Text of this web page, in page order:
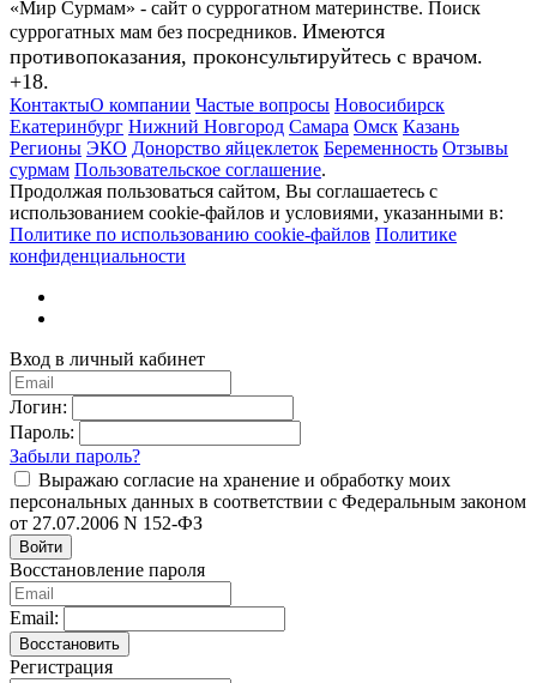
«Мир Сурмам» - сайт о суррогатном материнстве. Поиск
суррогатных мам без посредников. Имеются
противопоказания, проконсультируйтесь с врачом.
+18.
КонтактыО компании Частые вопросы Новосибирск
Екатеринбург Нижний Новгород Самара Омск Казань
Регионы ЭКО Донорство яйцеклеток Беременность Отзывы
сурмам Пользовательское соглашение.
Продолжая пользоваться сайтом, Вы соглашаетесь с
использованием cookie-файлов и условиями, указанными в:
Политике по использованию cookie-файлов Политике
конфиденциальности
Вход в личный кабинет
Логин:
Пароль:
Забыли пароль?
Выражаю согласие на хранение и обработку моих
персональных данных в соответствии с Федеральным законом
от 27.07.2006 N 152-ФЗ
Войти
Восстановление пароля
Email:
Восстановить
Регистрация